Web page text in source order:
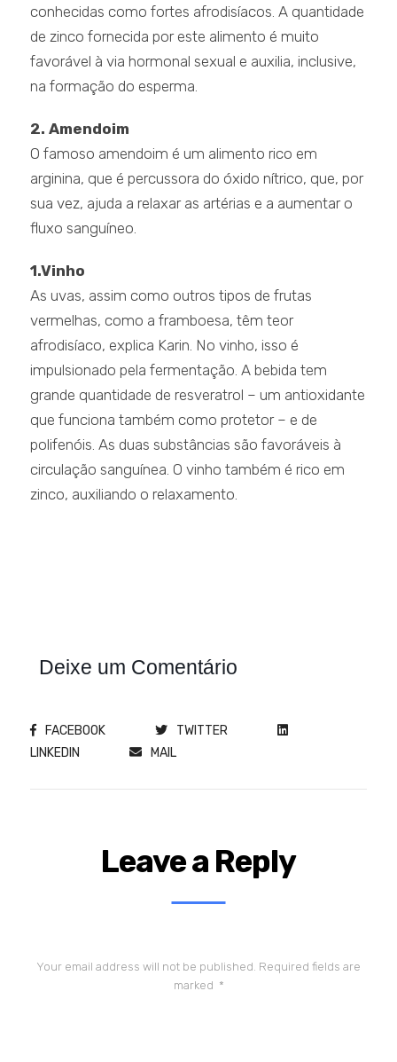
conhecidas como fortes afrodisíacos. A quantidade
de zinco fornecida por este alimento é muito
favorável à via hormonal sexual e auxilia, inclusive,
na formação do esperma.
2. Amendoim
O famoso amendoim é um alimento rico em
arginina, que é percussora do óxido nítrico, que, por
sua vez, ajuda a relaxar as artérias e a aumentar o
fluxo sanguíneo.
1.Vinho
As uvas, assim como outros tipos de frutas
vermelhas, como a framboesa, têm teor
afrodisíaco, explica Karin. No vinho, isso é
impulsionado pela fermentação. A bebida tem
grande quantidade de resveratrol – um antioxidante
que funciona também como protetor – e de
polifenóis. As duas substâncias são favoráveis à
circulação sanguínea. O vinho também é rico em
zinco, auxiliando o relaxamento.
Deixe um Comentário
FACEBOOK
TWITTER
LINKEDIN
MAIL
Leave a Reply
Your email address will not be published. Required fields are
marked *